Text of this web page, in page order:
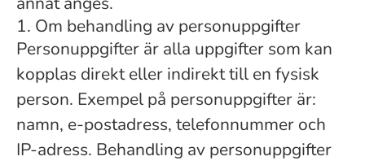
1. Om behandling av personuppgifter
Personuppgifter är alla uppgifter som kan
kopplas direkt eller indirekt till en fysisk
person. Exempel på personuppgifter är:
namn, e-postadress, telefonnummer och
IP-adress. Behandling av personuppgifter